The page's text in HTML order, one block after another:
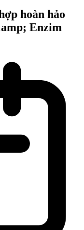
hoàn hảo
Enzim